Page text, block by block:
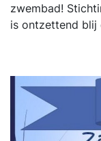
zwembad!
is ontzettend